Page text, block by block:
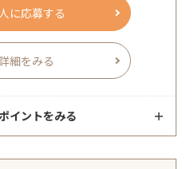
に応募する
細をみる
イントをみる